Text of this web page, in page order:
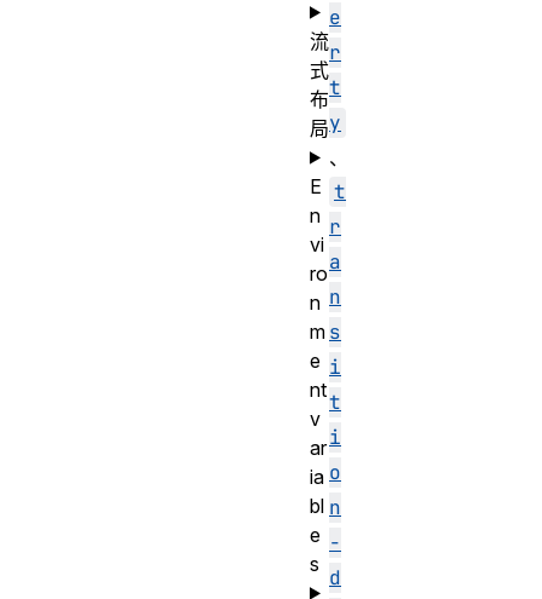
e
r
t
y
、
t
r
a
n
s
i
t
i
o
n
-
d
流
式
布
局
E
n
vi
ro
n
m
e
nt
v
ar
ia
bl
e
s